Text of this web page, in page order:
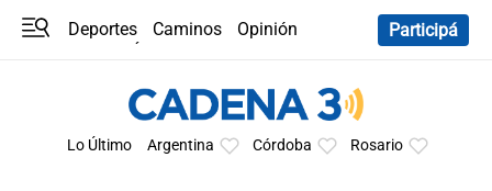
Deportes Caminos
Opinión
Participá
Lo Último Argentina Córdoba Rosario